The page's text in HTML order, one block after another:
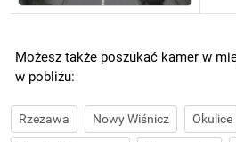
Możesz także poszukać kamer w
w pobliżu:
Rzezawa Nowy Wiśnicz Okulice